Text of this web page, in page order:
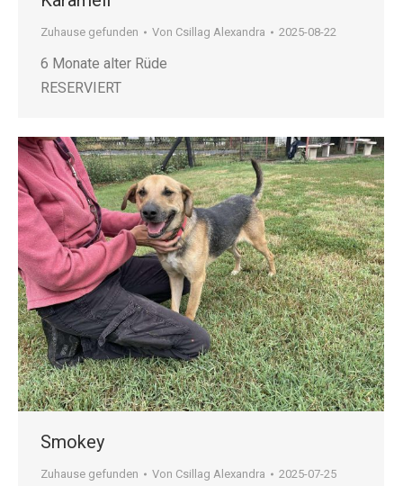
Zuhause gefunden Von Csillag Alexandra 2025-08-22
6 Monate alter Rüde
RESERVIERT
Smokey
Zuhause gefunden Von Csillag Alexandra 2025-07-25